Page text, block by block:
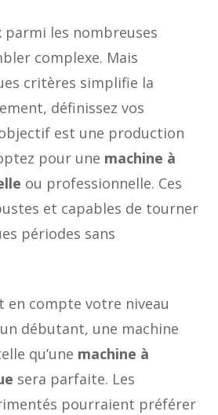
parmi les nombreuses
complexe. Mais
critères simplifie la
définissez vos
est une production
pour une machine à
ou professionnelle. Ces
et capables de tourner
périodes sans
en compte votre niveau
débutant, une machine
qu’une machine à
sera parfaite. Les
pourraient préférer